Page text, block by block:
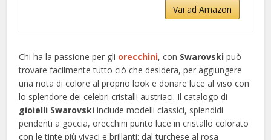
Vai ad Amazon
Chi ha la passione per gli orecchini, con Swarovski può
trovare facilmente tutto ciò che desidera, per aggiungere
una nota di colore al proprio look e donare luce al viso con
lo splendore dei celebri cristalli austriaci. Il catalogo di
gioielli Swarovski include modelli classici, splendidi
pendenti a goccia, orecchini punto luce in cristallo colorato
con le tinte più vivaci e brillanti: dal turchese al rosa